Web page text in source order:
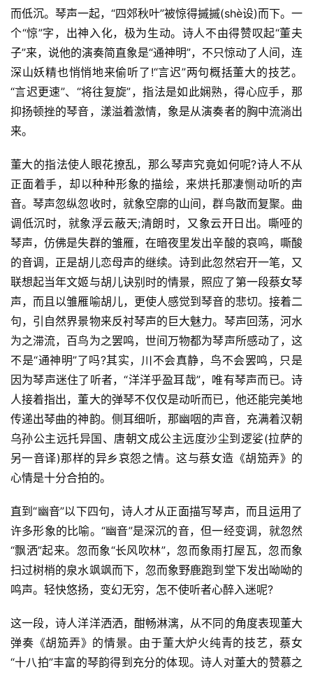
首
页
好
词
好
句
典
歌
词
而低沉。琴声一起，“四郊秋叶”被惊得摵摵(shè设)而下。一
个“惊”字，出神入化，极为生动。诗人不由得赞叹起“董夫
子”来，说他的演奏简直象是“通神明”，不只惊动了人间，连
深山妖精也悄悄地来偷听了!“言迟”两句概括董大的技艺。
“言迟更速”、“将往复旋”，指法是如此娴熟，得心应手，那
抑扬顿挫的琴音，漾溢着激情，象是从演奏者的胸中流淌出
来。
董大的指法使人眼花撩乱，那么琴声究竟如何呢?诗人不从
正面着手，却以种种形象的描绘，来烘托那凄恻动听的声
音。琴声忽纵忽收时，就象空廓的山间，群鸟散而复聚。曲
调低沉时，就象浮云蔽天;清朗时，又象云开日出。嘶哑的
琴声，仿佛是失群的雏雁，在暗夜里发出辛酸的哀鸣，嘶酸
的音调，正是胡儿恋母声的继续。诗到此忽然宕开一笔，又
联想起当年文姬与胡儿诀别时的情景，照应了第一段蔡女琴
声，而且以雏雁喻胡儿，更使人感觉到琴音的悲切。接着二
句，引自然界景物来反衬琴声的巨大魅力。琴声回荡，河水
为之滞流，百鸟为之罢鸣，世间万物都为琴声所感动了，这
不是“通神明”了吗?其实，川不会真静，鸟不会罢鸣，只是
因为琴声迷住了听者，“洋洋乎盈耳哉”，唯有琴声而已。诗
人接着指出，董大的弹琴不仅仅是动听而已，他还能完美地
传递出琴曲的神韵。侧耳细听，那幽咽的声音，充满着汉朝
乌孙公主远托异国、唐朝文成公主远度沙尘到逻娑(拉萨的
另一音译)那样的异乡哀怨之情。这与蔡女造《胡笳弄》的
心情是十分合拍的。
直到“幽音”以下四句，诗人才从正面描写琴声，而且运用了
许多形象的比喻。“幽音”是深沉的音，但一经变调，就忽然
“飘洒”起来。忽而象“长风吹林”，忽而象雨打屋瓦，忽而象
扫过树梢的泉水飒飒而下，忽而象野鹿跑到堂下发出呦呦的
鸣声。轻快悠扬，变幻无穷，怎不使听者心醉入迷呢?
这一段，诗人洋洋洒洒，酣畅淋漓，从不同的角度表现董大
弹奏《胡笳弄》的情景。由于董大炉火纯青的技艺，蔡女
“十八拍”丰富的琴韵得到充分的体现。诗人对董大的赞慕之